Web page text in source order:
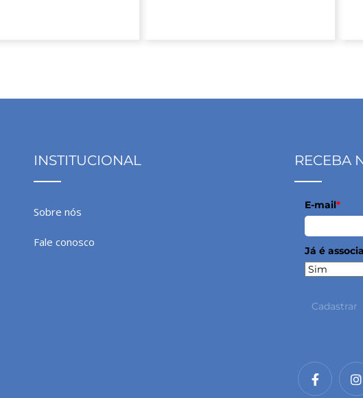
INSTITUCIONAL
Sobre nós
Fale conosco
RECEBA
E-mail*
Já é
Cadastrar